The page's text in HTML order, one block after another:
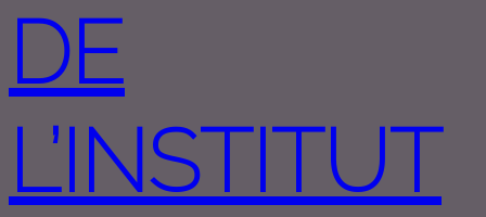
DE
L’INSTITUT